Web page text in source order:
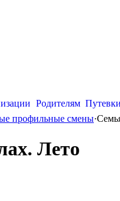
Родителям
профильные смены·
Лето